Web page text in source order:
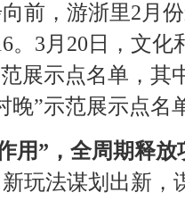
前，游浙里2月
。3月20日，文化
展示点名单，其
晚”示范展示点名
用”，全周期释放
玩法谋划出新，